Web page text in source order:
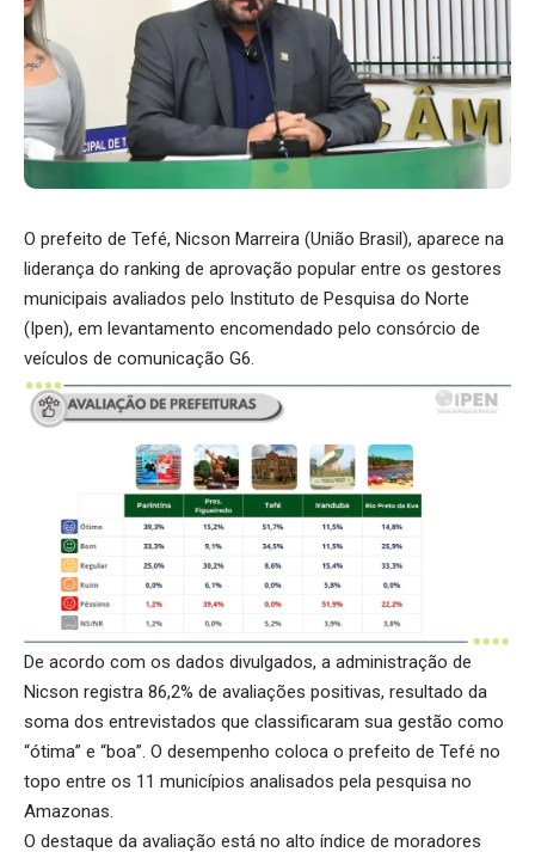
O prefeito de Tefé, Nicson Marreira (União Brasil), aparece na
liderança do ranking de aprovação popular entre os gestores
municipais avaliados pelo Instituto de Pesquisa do Norte
(Ipen), em levantamento encomendado pelo consórcio de
veículos de comunicação G6.
De acordo com os dados divulgados, a administração de
Nicson registra 86,2% de avaliações positivas, resultado da
soma dos entrevistados que classificaram sua gestão como
“ótima” e “boa”. O desempenho coloca o prefeito de Tefé no
topo entre os 11 municípios analisados pela pesquisa no
Amazonas.
O destaque da avaliação está no alto índice de moradores